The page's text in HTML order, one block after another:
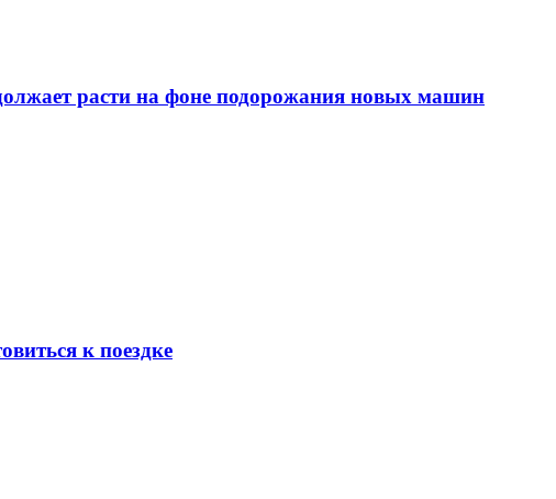
расти на фоне подорожания новых машин
к поездке